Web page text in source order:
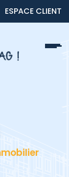
ESPACE CLIENT